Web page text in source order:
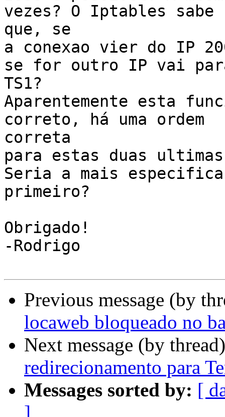
vezes? O Iptables sabe
que, se
a conexao vier do IP
se for outro IP vai
TS1?
Aparentemente esta
correto, há uma ordem
correta
para estas duas
Seria a mais especifica
primeiro?
Obrigado!
-Rodrigo
Previous message (by
locaweb bloqueado no
Next message (by
redirecionamento para
Messages sorted by: [
]